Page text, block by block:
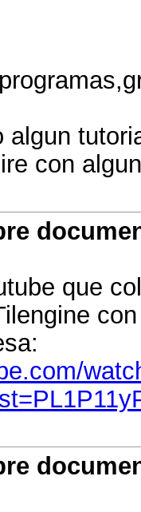
algun
con
que